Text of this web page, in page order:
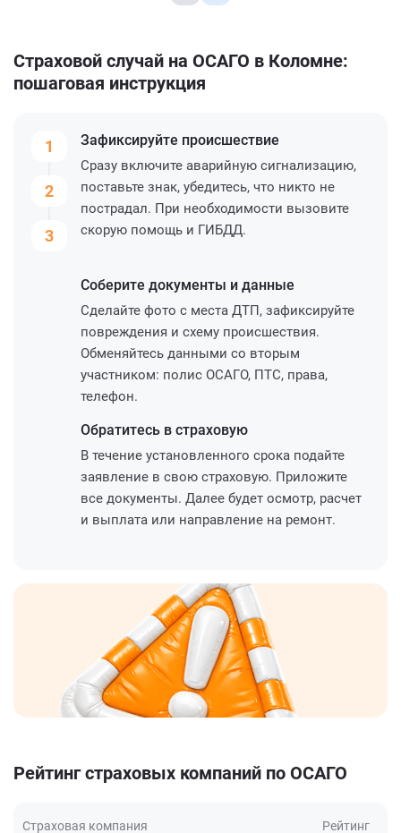
Страховой случай на ОСАГО в Коломне:
пошаговая инструкция
1
2
3
Зафиксируйте происшествие
Сразу включите аварийную сигнализацию,
поставьте знак, убедитесь, что никто не
пострадал. При необходимости вызовите
скорую помощь и ГИБДД.
Соберите документы и данные
Сделайте фото с места ДТП, зафиксируйте
повреждения и схему происшествия.
Обменяйтесь данными со вторым
участником: полис ОСАГО, ПТС, права,
телефон.
Обратитесь в страховую
В течение установленного срока подайте
заявление в свою страховую. Приложите
все документы. Далее будет осмотр, расчет
и выплата или направление на ремонт.
Рейтинг страховых компаний по ОСАГО
Страховая компания Рейтинг